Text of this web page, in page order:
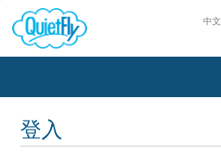
中文
登入